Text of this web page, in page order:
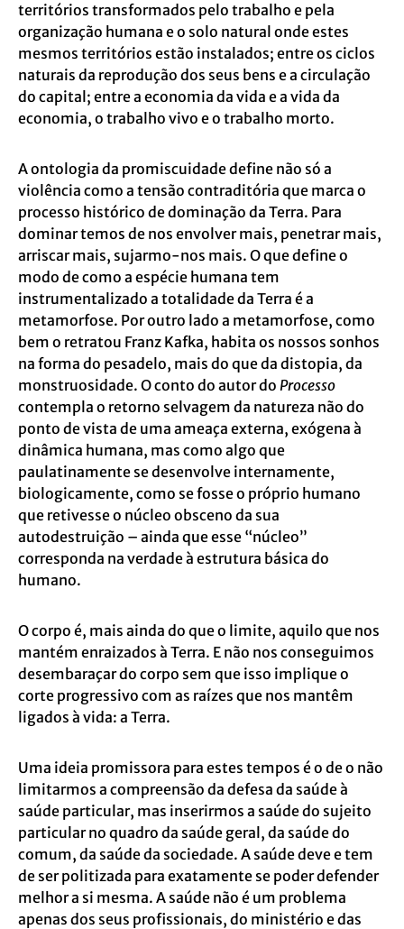
territórios transformados pelo trabalho e pela
organização humana e o solo natural onde estes
mesmos territórios estão instalados; entre os ciclos
naturais da reprodução dos seus bens e a circulação
do capital; entre a economia da vida e a vida da
economia, o trabalho vivo e o trabalho morto.
A ontologia da promiscuidade define não só a
violência como a tensão contraditória que marca o
processo histórico de dominação da Terra. Para
dominar temos de nos envolver mais, penetrar mais,
arriscar mais, sujarmo-nos mais. O que define o
modo de como a espécie humana tem
instrumentalizado a totalidade da Terra é a
metamorfose. Por outro lado a metamorfose, como
bem o retratou Franz Kafka, habita os nossos sonhos
na forma do pesadelo, mais do que da distopia, da
monstruosidade. O conto do autor do Processo
contempla o retorno selvagem da natureza não do
ponto de vista de uma ameaça externa, exógena à
dinâmica humana, mas como algo que
paulatinamente se desenvolve internamente,
biologicamente, como se fosse o próprio humano
que retivesse o núcleo obsceno da sua
autodestruição – ainda que esse “núcleo”
corresponda na verdade à estrutura básica do
humano.
O corpo é, mais ainda do que o limite, aquilo que nos
mantém enraizados à Terra. E não nos conseguimos
desembaraçar do corpo sem que isso implique o
corte progressivo com as raízes que nos mantêm
ligados à vida: a Terra.
Uma ideia promissora para estes tempos é o de o não
limitarmos a compreensão da defesa da saúde à
saúde particular, mas inserirmos a saúde do sujeito
particular no quadro da saúde geral, da saúde do
comum, da saúde da sociedade. A saúde deve e tem
de ser politizada para exatamente se poder defender
melhor a si mesma. A saúde não é um problema
apenas dos seus profissionais, do ministério e das